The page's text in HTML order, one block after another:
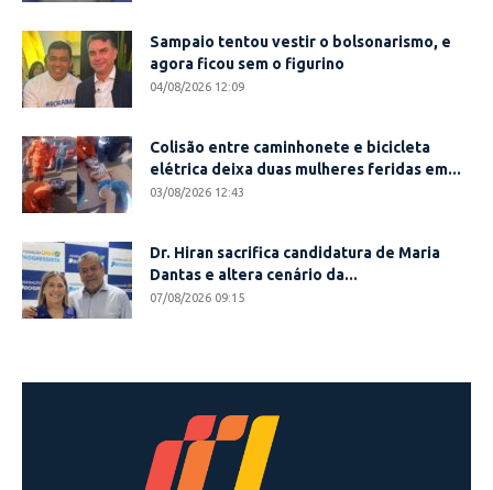
Sampaio tentou vestir o bolsonarismo, e
agora ficou sem o figurino
04/08/2026 12:09
Colisão entre caminhonete e bicicleta
elétrica deixa duas mulheres feridas em...
03/08/2026 12:43
Dr. Hiran sacrifica candidatura de Maria
Dantas e altera cenário da...
07/08/2026 09:15